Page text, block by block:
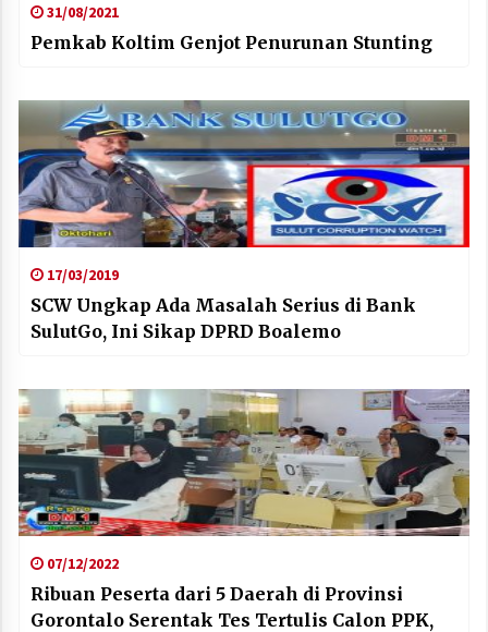
31/08/2021
Pemkab Koltim Genjot Penurunan Stunting
17/03/2019
SCW Ungkap Ada Masalah Serius di Bank
SulutGo, Ini Sikap DPRD Boalemo
07/12/2022
Ribuan Peserta dari 5 Daerah di Provinsi
Gorontalo Serentak Tes Tertulis Calon PPK,